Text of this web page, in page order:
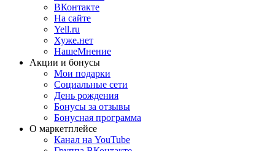
ВКонтакте
На сайте
Yell.ru
Хуже.нет
НашеМнение
Акции и бонусы
Мои подарки
Социальные сети
День рождения
Бонусы за отзывы
Бонусная программа
О маркетплейсе
Канал на YouTube